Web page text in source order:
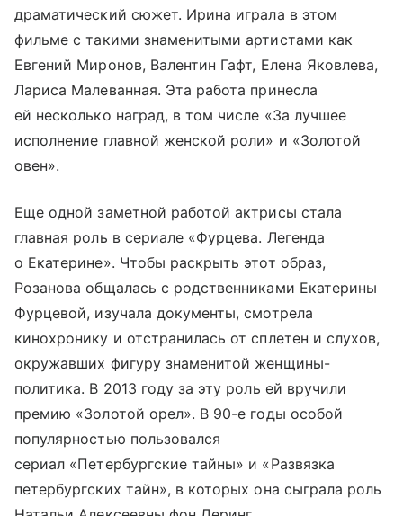
драматический сюжет. Ирина играла в этом
фильме с такими знаменитыми артистами как
Евгений Миронов, Валентин Гафт, Елена Яковлева,
Лариса Малеванная. Эта работа принесла
ей несколько наград, в том числе «За лучшее
исполнение главной женской роли» и «Золотой
овен».
Еще одной заметной работой актрисы стала
главная роль в сериале «Фурцева. Легенда
о Екатерине». Чтобы раскрыть этот образ,
Розанова общалась с родственниками Екатерины
Фурцевой, изучала документы, смотрела
кинохронику и отстранилась от сплетен и слухов,
окружавших фигуру знаменитой женщины-
политика. В 2013 году за эту роль ей вручили
премию «Золотой орел». В 90-е годы особой
популярностью пользовался
сериал «Петербургские тайны» и «Развязка
петербургских тайн», в которых она сыграла роль